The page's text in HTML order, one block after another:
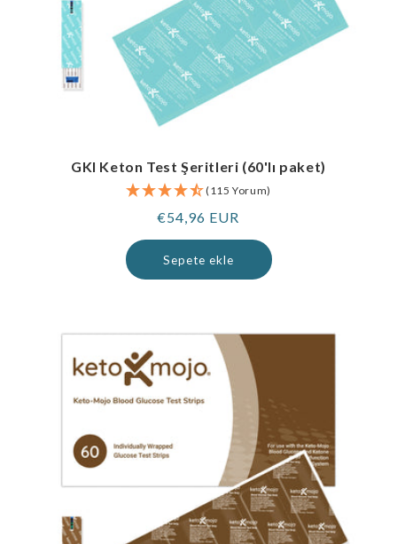
GKI Keton Test Şeritleri (60'lı paket)
(115 Yorum)
Normal
fiyat
€54,96 EUR
Sepete ekle